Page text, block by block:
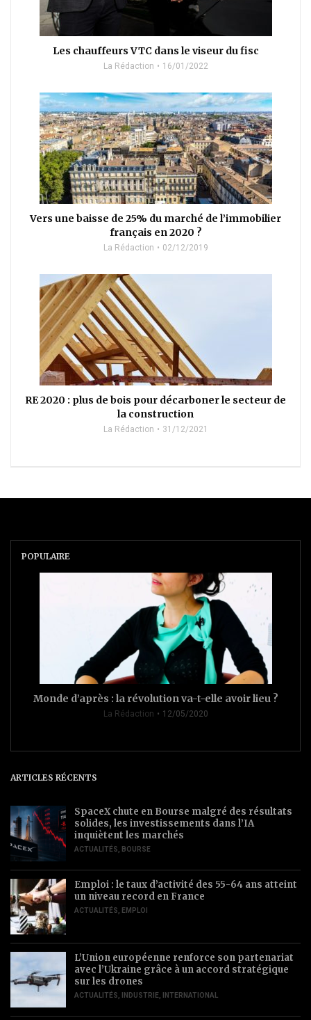
Les chauffeurs VTC dans le viseur du fisc
La Rédaction 16/01/2022
Vers une baisse de 25% du marché de l’immobilier
français en 2020 ?
La Rédaction 02/12/2019
RE 2020 : plus de bois pour décarboner le secteur de
la construction
La Rédaction 31/12/2021
POPULAIRE
Monde d’après : la révolution va-t-elle avoir lieu ?
La Rédaction 12/05/2020
ARTICLES RÉCENTS
SpaceX chute en Bourse malgré des résultats
solides, les investissements dans l’IA
inquiètent les marchés
ACTUALITÉS BOURSE
Emploi : le taux d’activité des 55-64 ans atteint
un niveau record en France
ACTUALITÉS EMPLOI
L’Union européenne renforce son partenariat
avec l’Ukraine grâce à un accord stratégique
sur les drones
ACTUALITÉS INDUSTRIE INTERNATIONAL